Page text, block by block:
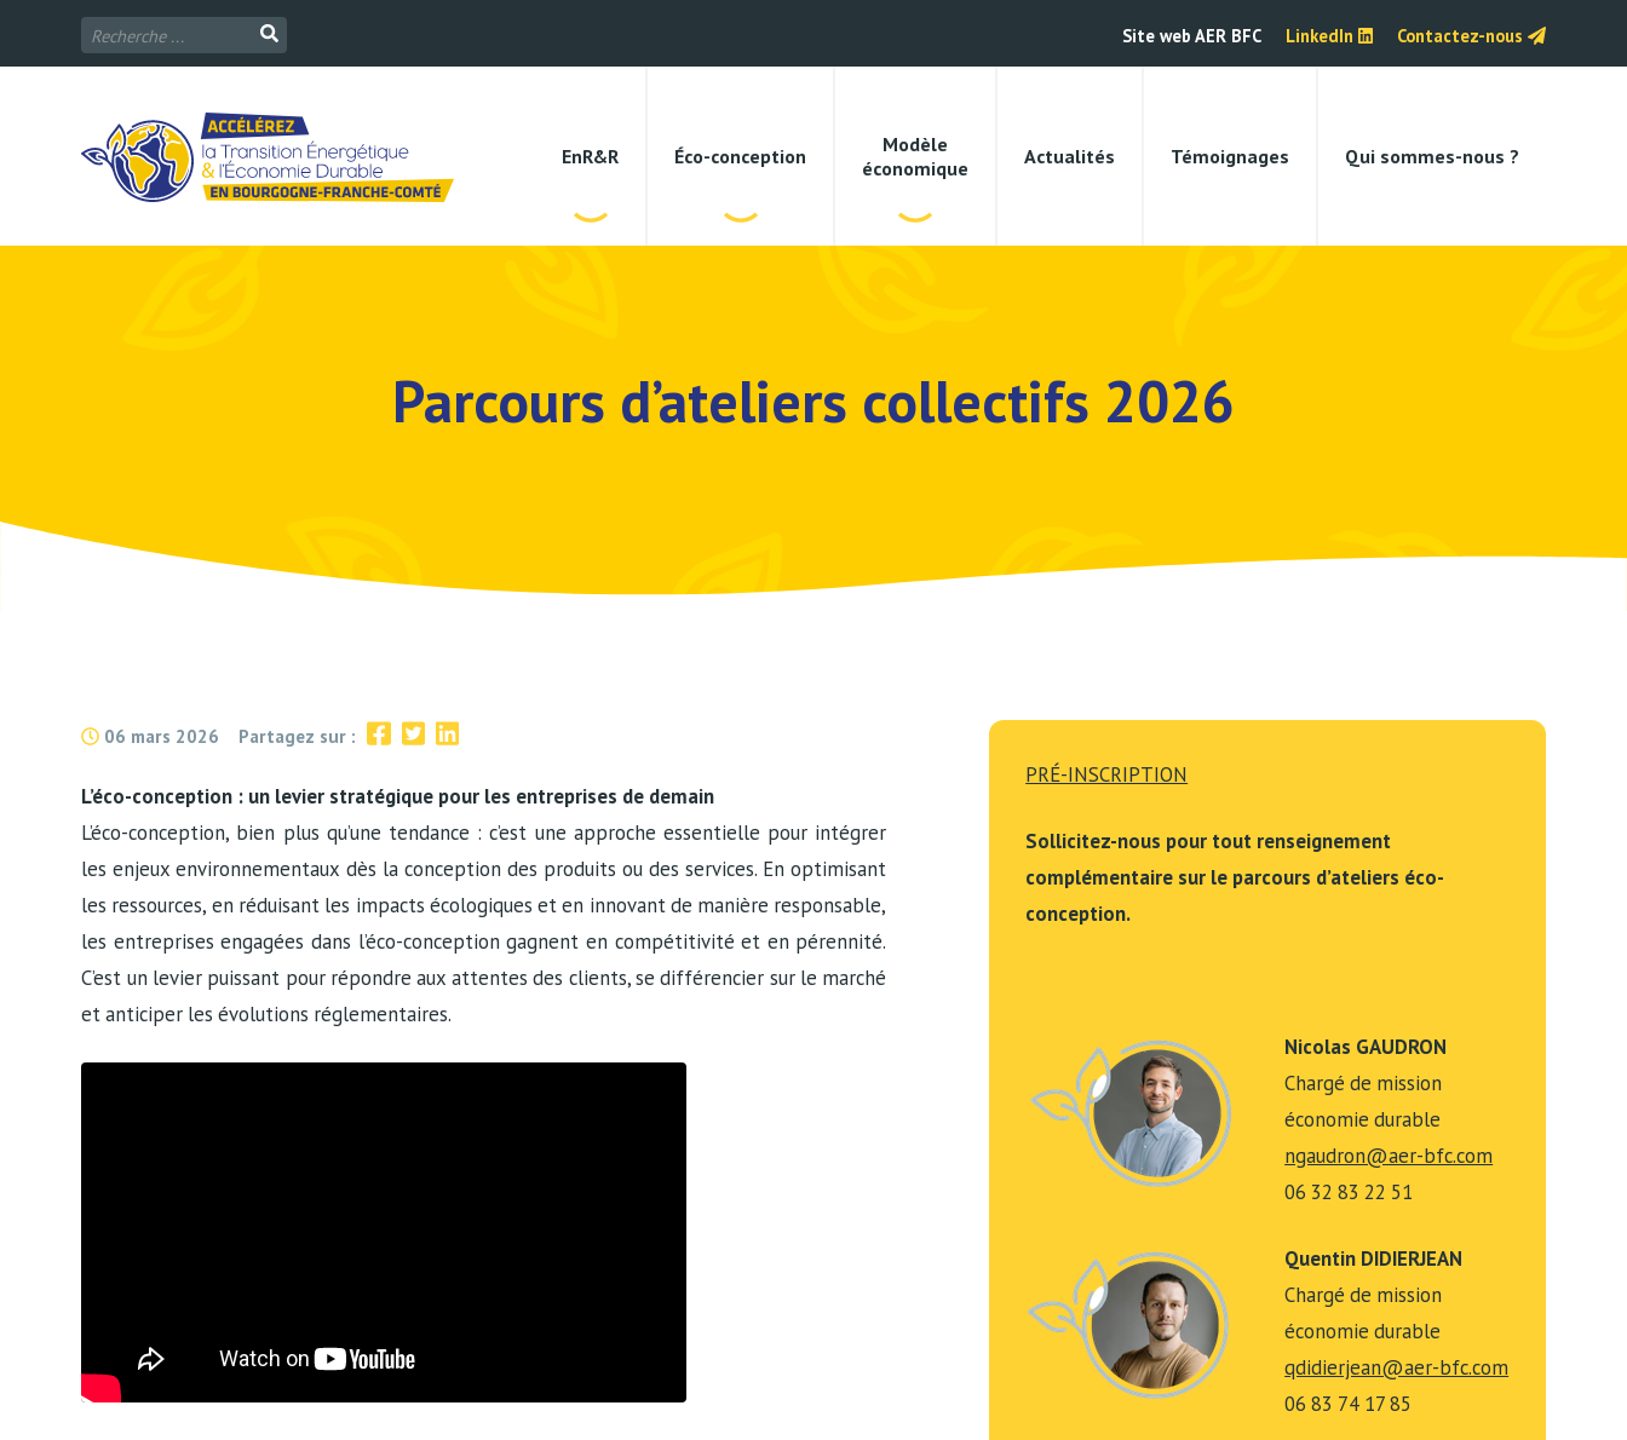
Contactez-nous
LinkedIn
Site web AER BFC
EnR&R Éco-conception
Modèle
économique
Actualités Témoignages Qui sommes-nous ?
Parcours d’ateliers collectifs 2026
06 mars 2026 Partagez sur :
L’éco-conception : un levier stratégique pour les entreprises de demain
L’éco-conception, bien plus qu’une tendance : c’est une approche essentielle pour intégrer
les enjeux environnementaux dès la conception des produits oudes services. En optimisant
les ressources, en réduisant les impacts écologiques et en innovant de manière responsable,
les entreprises engagées dans l’éco-conception gagnent en compétitivité et en pérennité.
C’est un levier puissant pour répondre aux attentes des clients, se différencier sur le marché
et anticiper les évolutions réglementaires.
PRÉ-INSCRIPTION
Sollicitez-nous pour tout renseignement
complémentaire sur le parcours d’ateliers éco-
conception.
Nicolas GAUDRON
Chargé de mission
économie durable
ngaudron@aer-bfc.com
06 32 83 22 51
Quentin DIDIERJEAN
Chargé de mission
économie durable
qdidierjean@aer-bfc.com
06 83 74 17 85